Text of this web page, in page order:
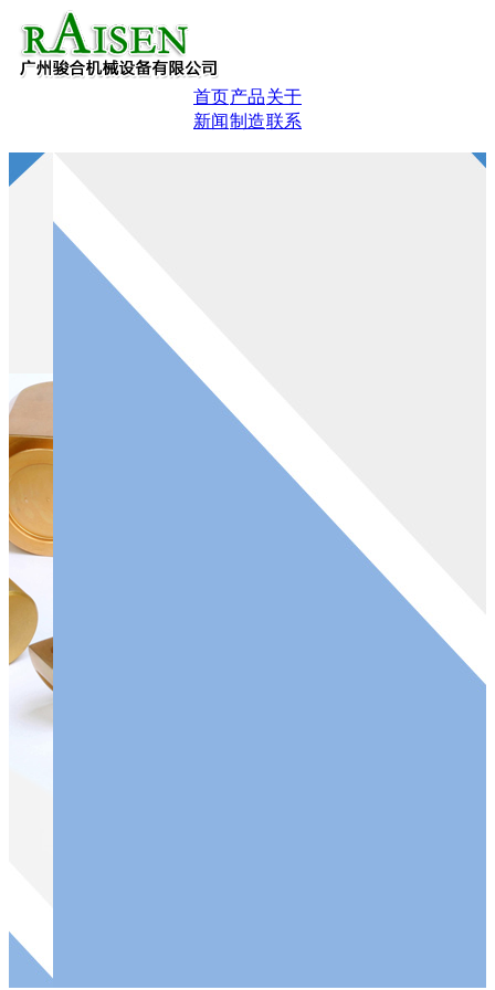
首页产品关于
新闻制造联系